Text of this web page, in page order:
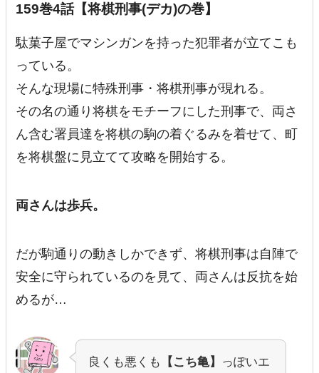
159巻4話【将棋刑事(デカ)の巻】
駄菓子屋でマシンガンを持った犯罪者が立てこも
っている。
そんな現場に特殊刑事・将棋刑事が現れる。
その名の通り将棋をモチーフにした刑事で、両さ
ん含む署員達を将棋の駒の着ぐるみを着せて、町
を将棋盤に見立てて攻略を開始する。
両さんは歩兵。
だが駒通りの動きしかできず、将棋刑事は自陣で
安全に守られているのを見て、両さんは反抗を始
めるが…
良くも悪くも 【こち亀】 っぽいエ